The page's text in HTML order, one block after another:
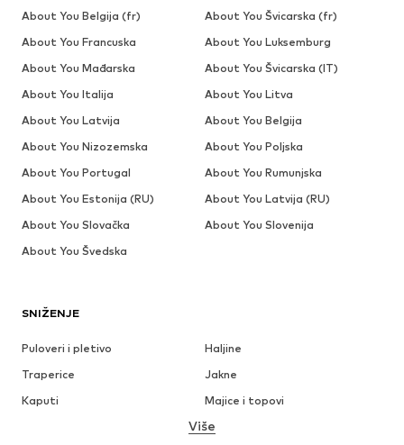
SNIŽENJE
Puloveri i pletivo
Haljine
Traperice
Jakne
Kaputi
Majice i topovi
Donje rublje
Više
About You Belgija (fr)
About You Švicarska (fr)
About You Francuska
About You Luksemburg
About You Mađarska
About You Švicarska (IT)
About You Italija
About You Litva
About You Latvija
About You Belgija
About You Nizozemska
About You Poljska
About You Portugal
About You Rumunjska
About You Estonija (RU)
About You Latvija (RU)
About You Slovačka
About You Slovenija
About You Švedska